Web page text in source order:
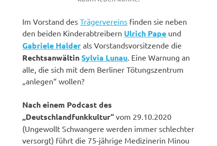
Im Vorstand desTrägervereins finden sie neben
den beiden Kinderabtreibern Ulrich Pape und
Gabriele Halder als Vorstandsvorsitzende die
RechtsanwältinSylvia Lunau. Eine Warnung an
alle, die sich mit dem Berliner Tötungszentrum
„anlegen“ wollen?
Nach einem Podcast des
„Deutschlandfunkkultur“vom 29.10.2020
(Ungewollt Schwangere werden immer schlechter
versorgt) führt die 75-jährige Medizinerin Minou